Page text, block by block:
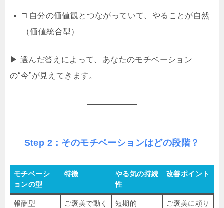
□ 自分の価値観とつながっていて、やることが自然
（価値統合型）
▶ 選んだ答えによって、あなたのモチベーション
の“今”が見えてきます。
Step 2：そのモチベーションはどの段階？
モチベーシ
ョンの型
特徴
やる気の持続
性
改善ポイント
報酬型 ご褒美で動く 短期的
ご褒美に頼り